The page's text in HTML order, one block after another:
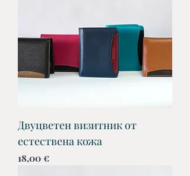
Двуцветен визитник от
естествена кожа
Цена
18,00 €